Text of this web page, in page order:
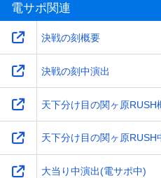
電サポ関連
決戦の刻概要
決戦の刻中演出
天下分け目の関ヶ原RUSH
天下分け目の関ヶ原RUSH
大当り中演出(電サポ中)